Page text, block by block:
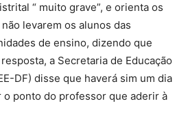
“ muito grave”, e orienta os
levarem os alunos das
de ensino, dizendo que
resposta, a Secretaria de Educação
DF) disse que haverá sim um dia
ponto do professor que aderir à